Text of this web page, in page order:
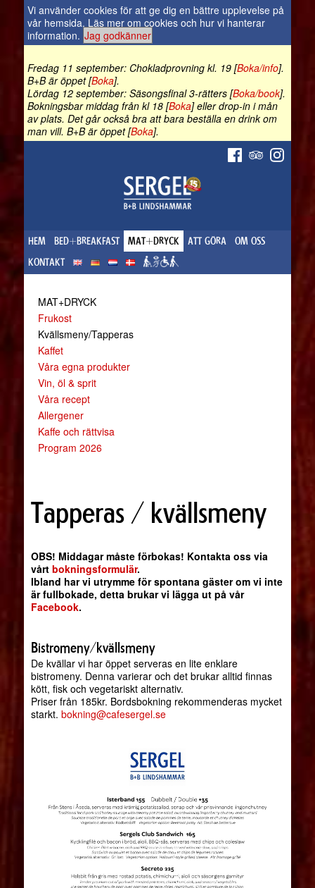
Vi använder cookies för att ge dig en bättre upplevelse på
vår hemsida. Läs mer om cookies och hur vi hanterar
information. Jag godkänner
Fredag 11 september: Chokladprovning kl. 19 [Boka/info].
B+B är öppet [Boka].
Lördag 12 september: Säsongsfinal 3-rätters [Boka/book].
Bokningsbar middag från kl 18 [Boka] eller drop-in i mån
av plats. Det går också bra att bara beställa en drink om
man vill. B+B är öppet [Boka].
HEM BED+BREAKFAST MAT+DRYCK ATT GÖRA
OM OSS
KONTAKT
MAT+DRYCK
Frukost
Kvällsmeny/Tapperas
Kaffet
Våra egna produkter
Vin, öl & sprit
Våra recept
Allergener
Kaffe och rättvisa
Program 2026
Tapperas / kvällsmeny
OBS! Middagar måste förbokas! Kontakta oss via
vårt bokningsformulär.
Ibland har vi utrymme för spontana gäster om vi inte
är fullbokade, detta brukar vi lägga ut på vår
Facebook.
Bistromeny/kvällsmeny
De kvällar vi har öppet serveras en lite enklare
bistromeny. Denna varierar och det brukar alltid finnas
kött, fisk och vegetariskt alternativ.
Priser från 185kr. Bordsbokning rekommenderas mycket
starkt. bokning@cafesergel.se